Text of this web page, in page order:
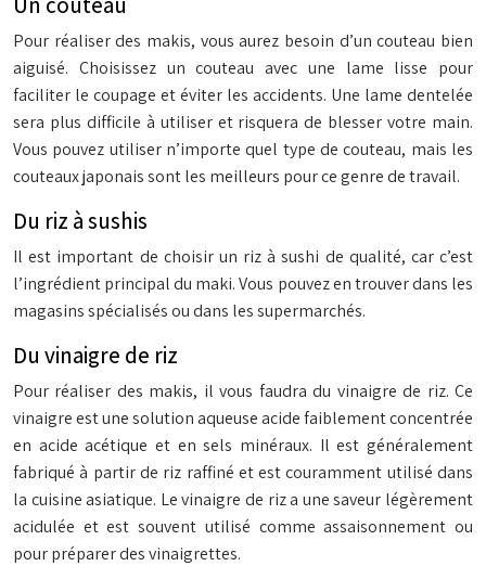
Pour réaliser des makis, vous aurez besoin d’un couteau bien
aiguisé. Choisissez un couteau avec une lame lisse pour
faciliter le coupage et éviter les accidents. Une lame dentelée
sera plus difficile à utiliser et risquera de blesser votre main.
Vous pouvez utiliser n’importe quel type de couteau, mais les
couteaux japonais sont les meilleurs pour ce genre de travail.
Du riz à sushis
Il est important de choisir un riz à sushi de qualité, car c’est
l’ingrédient principal du maki. Vous pouvez en trouver dans les
magasins spécialisés ou dans les supermarchés.
Du vinaigre de riz
Pour réaliser des makis, il vous faudra du vinaigre de riz. Ce
vinaigre est une solution aqueuse acide faiblement concentrée
en acide acétique et en sels minéraux. Il est généralement
fabriqué à partir de riz raffiné et est couramment utilisé dans
la cuisine asiatique. Le vinaigre de riz a une saveur légèrement
acidulée et est souvent utilisé comme assaisonnement ou
pour préparer des vinaigrettes.